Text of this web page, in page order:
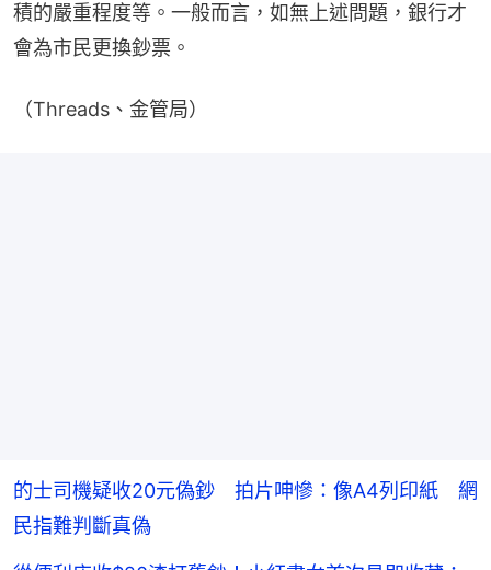
積的嚴重程度等。一般而言，如無上述問題，銀行才
會為市民更換鈔票。
（Threads、金管局）
的士司機疑收20元偽鈔 拍片呻慘：像A4列印紙 網
民指難判斷真偽